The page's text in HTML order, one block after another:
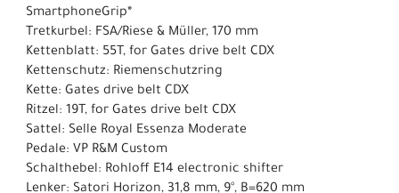
SmartphoneGrip*
Tretkurbel: FSA/Riese & Müller, 170 mm
Kettenblatt: 55T, for Gates drive belt CDX
Kettenschutz: Riemenschutzring
Kette: Gates drive belt CDX
Ritzel: 19T, for Gates drive belt CDX
Sattel: Selle Royal Essenza Moderate
Pedale: VP R&M Custom
Schalthebel: Rohloff E14 electronic shifter
Lenker: Satori Horizon, 31,8 mm, 9°, B=620 mm